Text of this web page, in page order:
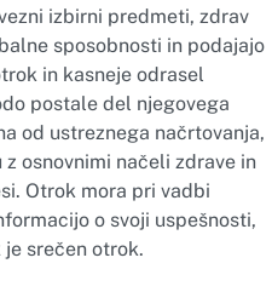
izbirni predmeti, zdrav
sposobnosti in podajajo
in kasneje odrasel
postale del njegovega
od ustreznega načrtovanja,
osnovnimi načeli zdrave in
Otrok mora pri vadbi
o svoji uspešnosti,
srečen otrok.